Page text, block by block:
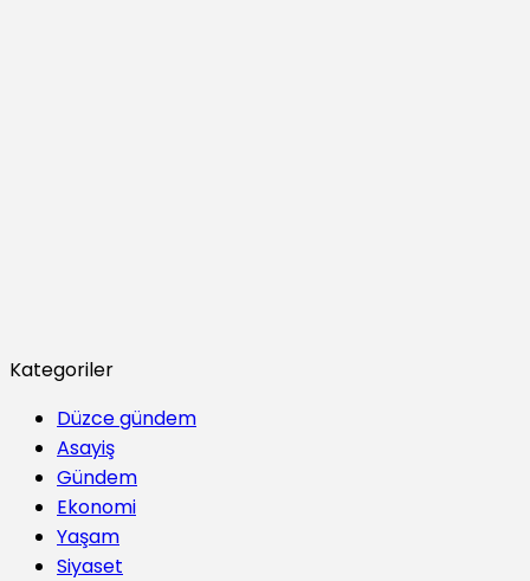
Kategoriler
Düzce gündem
Asayiş
Gündem
Ekonomi
Yaşam
Siyaset